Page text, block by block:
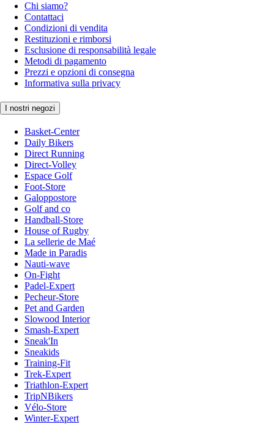
Chi siamo?
Contattaci
Condizioni di vendita
Restituzioni e rimborsi
Esclusione di responsabilità legale
Metodi di pagamento
Prezzi e opzioni di consegna
Informativa sulla privacy
I nostri negozi
Basket-Center
Daily Bikers
Direct Running
Direct-Volley
Espace Golf
Foot-Store
Galoppostore
Golf and co
Handball-Store
House of Rugby
La sellerie de Maé
Made in Paradis
Nauti-wave
On-Fight
Padel-Expert
Pecheur-Store
Pet and Garden
Slowood Interior
Smash-Expert
Sneak'In
Sneakids
Training-Fit
Trek-Expert
Triathlon-Expert
TripNBikers
Vélo-Store
Winter-Expert